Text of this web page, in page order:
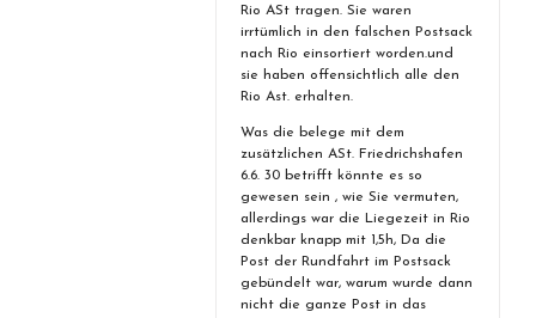
Rio ASt tragen. Sie waren
irrtümlich in den falschen Postsack
nach Rio einsortiert worden.und
sie haben offensichtlich alle den
Rio Ast. erhalten.
Was die belege mit dem
zusätzlichen ASt. Friedrichshafen
6.6. 30 betrifft könnte es so
gewesen sein , wie Sie vermuten,
allerdings war die Liegezeit in Rio
denkbar knapp mit 1,5h, Da die
Post der Rundfahrt im Postsack
gebündelt war, warum wurde dann
nicht die ganze Post in das